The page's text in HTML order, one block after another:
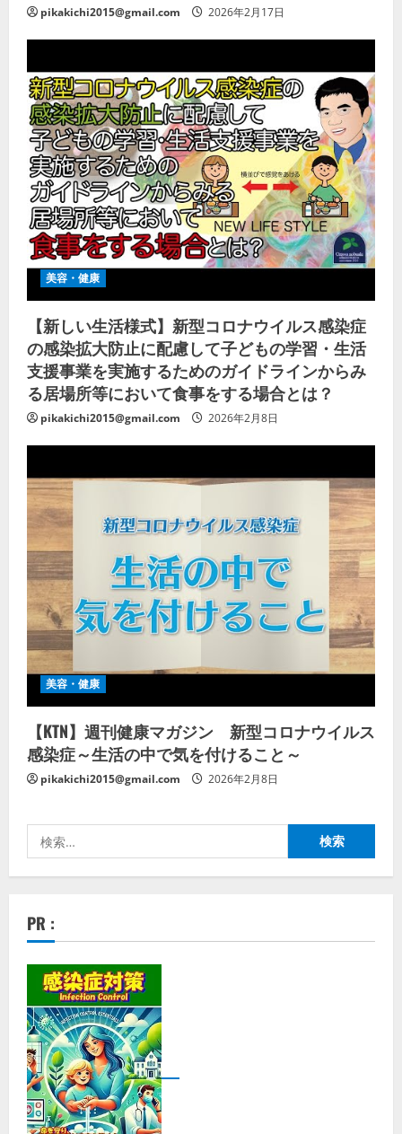
pikakichi2015@gmail.com 2026年2月17日
美容・健康
【新しい生活様式】新型コロナウイルス感染症
の感染拡大防止に配慮して子どもの学習・生活
支援事業を実施するためのガイドラインからみ
る居場所等において食事をする場合とは？
pikakichi2015@gmail.com 2026年2月8日
美容・健康
【KTN】週刊健康マガジン 新型コロナウイルス
感染症～生活の中で気を付けること～
pikakichi2015@gmail.com 2026年2月8日
索:
PR :